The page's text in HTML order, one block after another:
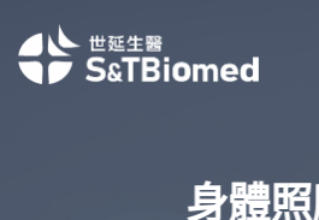
content
身體